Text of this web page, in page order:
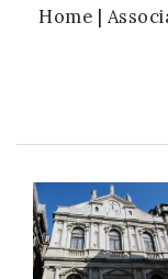
Home |
cultura
newsletter: